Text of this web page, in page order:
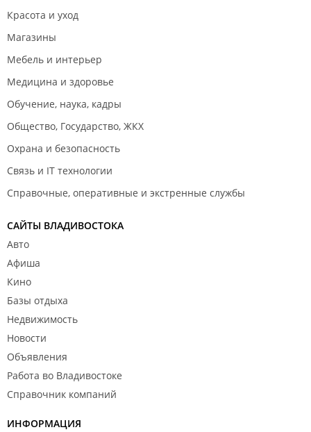
Красота и уход
Магазины
Мебель и интерьер
Медицина и здоровье
Обучение, наука, кадры
Общество, Государство, ЖКХ
Охрана и безопасность
Связь и IT технологии
Справочные, оперативные и экстренные службы
САЙТЫ ВЛАДИВОСТОКА
Авто
Афиша
Кино
Базы отдыха
Недвижимость
Новости
Объявления
Работа во Владивостоке
Справочник компаний
ИНФОРМАЦИЯ